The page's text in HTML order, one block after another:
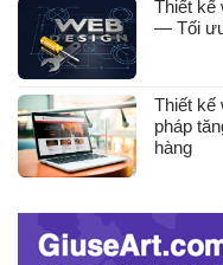
Thiết kế
— Tối
Thiết kế
pháp
hàng